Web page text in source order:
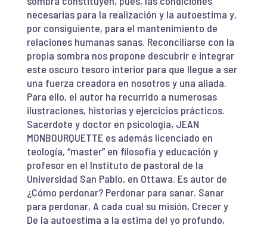
necesarias para la realización y la autoestima y,
por consiguiente, para el mantenimiento de
relaciones humanas sanas. Reconciliarse con la
propia sombra nos propone descubrir e integrar
este oscuro tesoro interior para que llegue a ser
una fuerza creadora en nosotros y una aliada.
Para ello, el autor ha recurrido a numerosas
ilustraciones, historias y ejercicios prácticos.
Sacerdote y doctor en psicología, JEAN
MONBOURQUETTE es además licenciado en
teología, “master” en filosofía y educación y
profesor en el Instituto de pastoral de la
Universidad San Pablo, en Ottawa. Es autor de
¿Cómo perdonar? Perdonar para sanar. Sanar
para perdonar, A cada cual su misión, Crecer y
De la autoestima a la estima del yo profundo,